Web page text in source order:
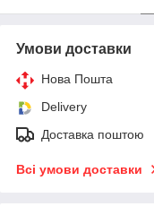
Умови доставки
Нова Пошта
Delivery
Доставка поштою
Всі умови доставки